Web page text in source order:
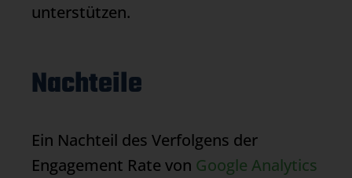
unterstützen.
Nachteile
Ein Nachteil des Verfolgens der
Engagement Rate von Google Analytics